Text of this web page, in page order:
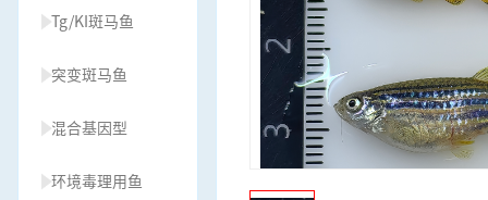
Tg/KI斑马鱼
突变斑马鱼
混合基因型
环境毒理用鱼